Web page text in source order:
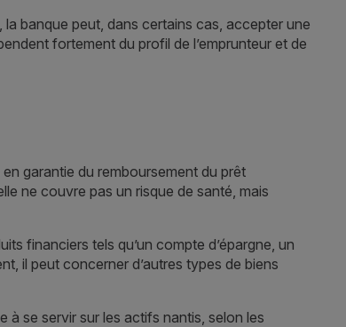
la banque peut, dans certains cas, accepter une
fortement du profil de l’emprunteur et de
garantie du remboursement du prêt
ne couvre pas un risque de santé, mais
financiers tels qu’un compte d’épargne, un
il peut concerner d’autres types de biens
à se servir sur les actifs nantis, selon les